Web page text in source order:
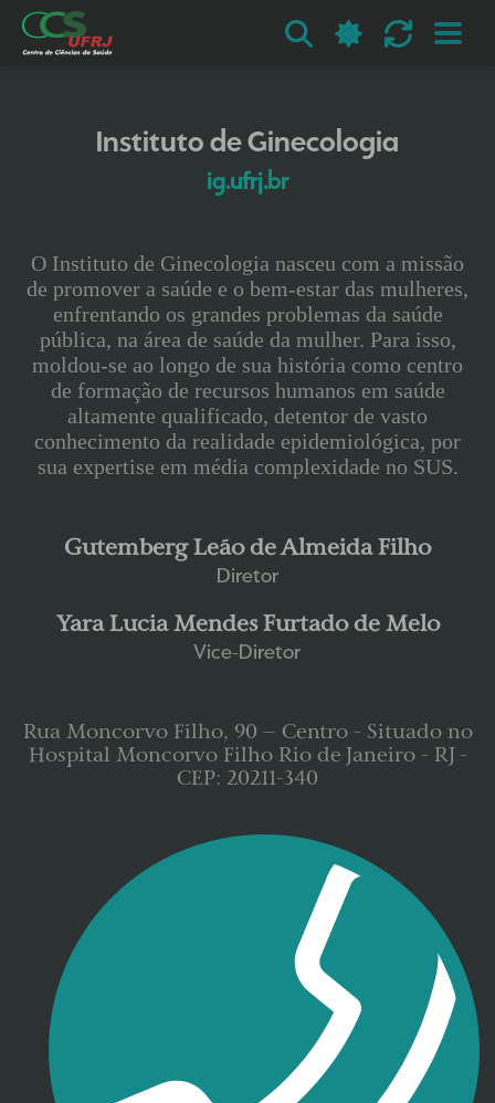
Instituto de Ginecologia
ig.ufrj.br
O Instituto de Ginecologia nasceu com a missão
de promover a saúde e o bem-estar das mulheres,
enfrentando os grandes problemas da saúde
pública, na área de saúde da mulher. Para isso,
moldou-se ao longo de sua história como centro
de formação de recursos humanos em saúde
altamente qualificado, detentor de vasto
conhecimento da realidade epidemiológica, por
sua expertise em média complexidade no SUS.
Gutemberg Leão de Almeida Filho
Diretor
Yara Lucia Mendes Furtado de Melo
Vice-Diretor
Rua Moncorvo Filho, 90 – Centro - Situado no
Hospital Moncorvo Filho Rio de Janeiro - RJ -
CEP: 20211-340